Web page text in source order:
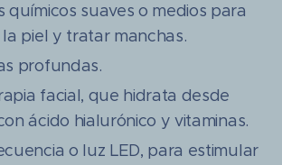
químicos suaves o medios para
piel y tratar manchas.
profundas.
facial, que hidrata desde
ácido hialurónico y vitaminas.
o luz LED, para estimular